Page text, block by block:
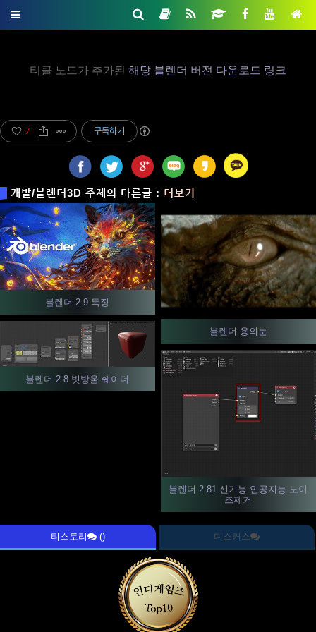
티클 노드가 추가된 해당 블렌더 버전 다운로드 링크
7 구독하기
개발/블렌더3D 주제의 다른글 : 더보기
블렌더 2.9 특징
블렌더 용의눈
블렌더 2.8 빗방울 쉐이더
블렌더 2.81 신기능 인공지능 노이
즈제거
티스토리 () 디스커스